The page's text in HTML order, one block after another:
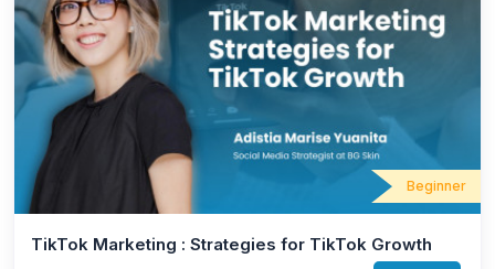
Beginner
TikTok Marketing : Strategies for TikTok Growth